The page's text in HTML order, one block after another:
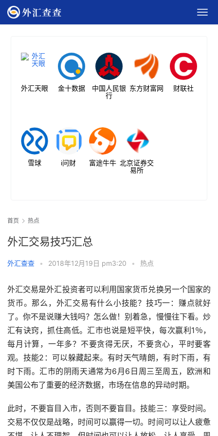
外汇天眼 金十数据
中国人民银
行
东方财富网 财联社
雪球 i问财 富途牛牛 北京证券交
易所
首页 热点
外汇交易技巧汇总
外汇查查 • 2018年12月19日 pm3:20 • 热点
外汇交易是外汇投资者可以利用国家货币兑换另一个国家的
货币。那么，外汇交易有什么小技能？技巧一：赚点就好
了。你不是说赚大钱吗？怎么做！别着急，慢慢往下看。炒
汇有诀窍，抓住高低。汇市也说是短平快，每次赢利1％，
每月计算，一年多？不要贪得无厌，不要贪心，平时要客
观。技能2：可以躲藏起来。有时天气晴朗，有时下雨，有
时下雨。汇市的阴雨天通常为6月6日周三至周五，欧洲和
美国公布了重要的经济数据，市场在信息的异动时期。
此时，不要盲目入市，否则不要盲目。技能三：享受时间。
交易不仅仅是战略，时间可以赢得一切。时间可以让人疲惫